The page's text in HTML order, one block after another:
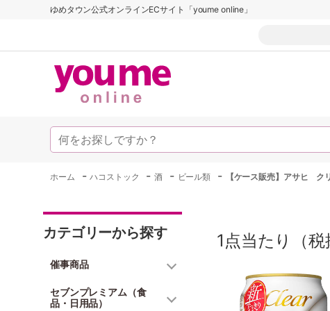
ゆめタウン公式オンラインECサイト「youme online」
ホーム -ハコストック -酒 - ビール類 - 【ケース販売】アサヒ
カテゴリーから探す
催事商品
セブンプレミアム（食
品・日用品）
1点当たり（税